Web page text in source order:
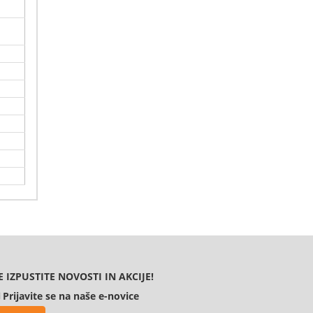
IZPUSTITE NOVOSTI IN AKCIJE!
Prijavite se na naše e-novice